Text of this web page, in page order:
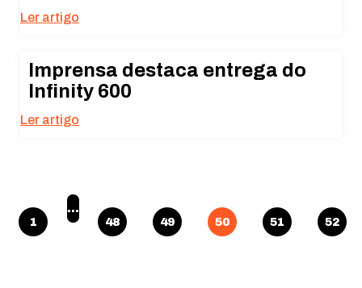
Ler artigo
Imprensa destaca entrega do
Infinity 600
Ler artigo
1
…
48
49 50 51 52